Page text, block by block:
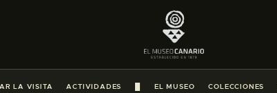
LA VISITA ACTIVIDADES EL MUSEO COLECCIONES
PREPARAR LA VISITA
ACTIVIDADES